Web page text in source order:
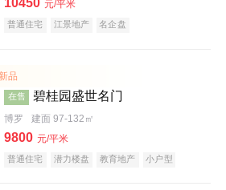
元/平米
普通住宅 江景地产 名企盘
品
在售 碧桂园盛世名门
博罗 建面 97-132㎡
9800 元/平米
普通住宅 潜力楼盘 教育地产
小户型